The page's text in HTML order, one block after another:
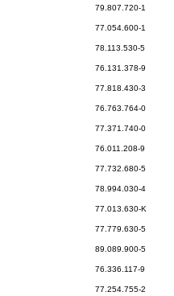
79.807.720-1
77.054.600-1
78.113.530-5
76.131.378-9
77.818.430-3
76.763.764-0
77.371.740-0
76.011.208-9
77.732.680-5
78.994.030-4
77.013.630-K
77.779.630-5
89.089.900-5
76.336.117-9
77.254.755-2